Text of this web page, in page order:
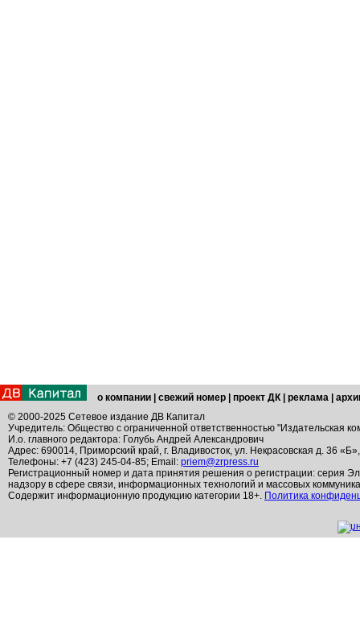
о компании свежий номер проект ДК реклама
© 2000-2025 Сетевое издание ДВ Капитал
Учредитель: Общество с ограниченной ответственностью "Издательская
И.о. главного редактора: Голубь Андрей Александрович
Адрес: 690014, Приморский край, г. Владивосток, ул. Некрасовская д. 36
Телефоны: +7 (423) 245-04-85; Email: priem@zrpress.ru
Регистрационный номер и дата принятия решения о регистрации: серия
надзору в сфере связи, информационных технологий и массовых
Содержит информационную продукцию категории 18+. Политика